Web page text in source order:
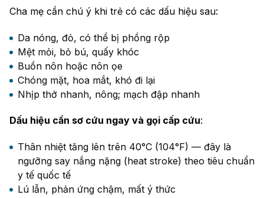
Cha mẹ cần chú ý khi trẻ có các dấu hiệu sau:
Da nóng, đỏ, có thể bị phồng rộp
Mệt mỏi, bỏ bú, quấy khóc
Buồn nôn hoặc nôn ọe
Chóng mặt, hoa mắt, khó đi lại
Nhịp thở nhanh, nông; mạch đập nhanh
Dấu hiệu cần sơ cứu ngay và gọi cấp cứu:
Thân nhiệt tăng lên trên 40°C (104°F) — đây là
ngưỡng say nắng nặng (heat stroke) theo tiêu chuẩn
y tế quốc tế
Lú lẫn, phản ứng chậm, mất ý thức